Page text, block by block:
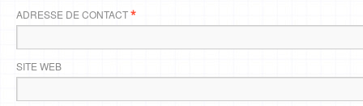
ADRESSE DE CONTACT*
SITE WEB